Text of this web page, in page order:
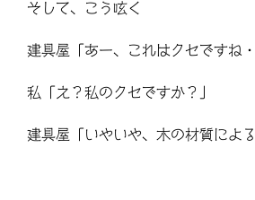
そして、こう呟く
建具屋「あー、これはクセですね・
私「え？私のクセですか？」
建具屋「いやいや、木の材質によ